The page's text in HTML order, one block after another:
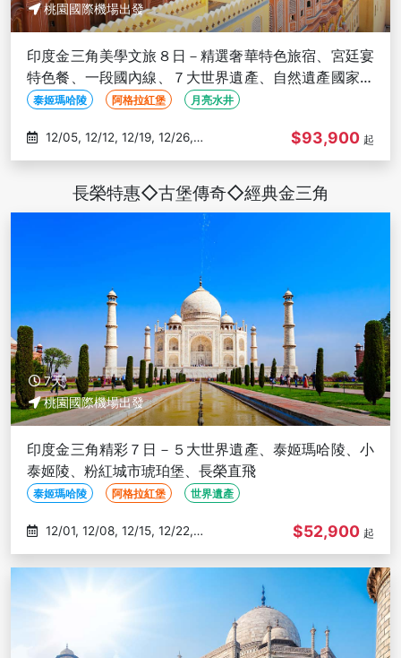
桃園國際機場出發
印度金三角美學文旅８日－精選奢華特色旅宿、宮廷宴
特色餐、一段國內線、７大世界遺產、自然遺產國家公
園、長榮直飛
泰姬瑪哈陵 阿格拉紅堡 月亮水井
01/02
$93,900 起
長榮特惠◇古堡傳奇◇經典金三角
7天
桃園國際機場出發
印度金三角精彩７日－５大世界遺產、泰姬瑪哈陵、小
泰姬陵、粉紅城市琥珀堡、長榮直飛
泰姬瑪哈陵 阿格拉紅堡 世界遺產
12/29
$52,900 起